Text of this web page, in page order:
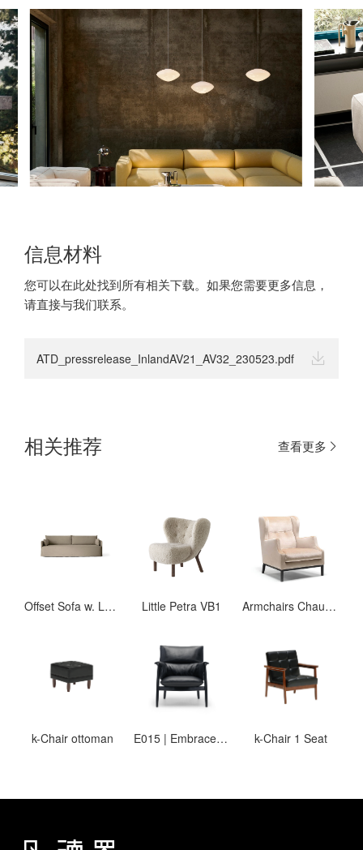
信息材料
您可以在此处找到所有相关下载。如果您需要更多信息，
请直接与我们联系。
ATD_pressrelease_InlandAV21_AV32_230523.pdf
相关推荐 查看更多
Offset Sofa w. Loose Cover Little Petra VB1 Armchairs Chauffeuse
k-Chair ottoman E015 | Embrace Lounge Chair k-Chair 1 Seat